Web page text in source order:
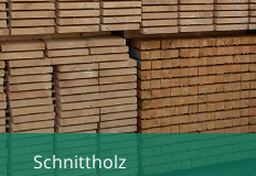
Schnittholz